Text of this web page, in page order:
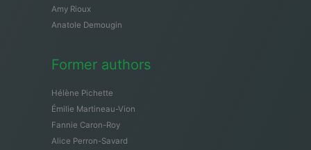
Amy Rioux
Anatole Demougin
Former authors
Hélène Pichette
Émilie Martineau-Vion
Fannie Caron-Roy
Alice Perron-Savard